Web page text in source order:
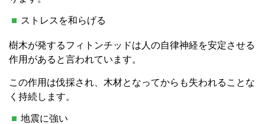
ストレスを和らげる
樹木が発するフィトンチッドは人の自律神経を安定させる
作用があると言われています。
この作用は伐採され、木材となってからも失われることな
く持続します。
地震に強い